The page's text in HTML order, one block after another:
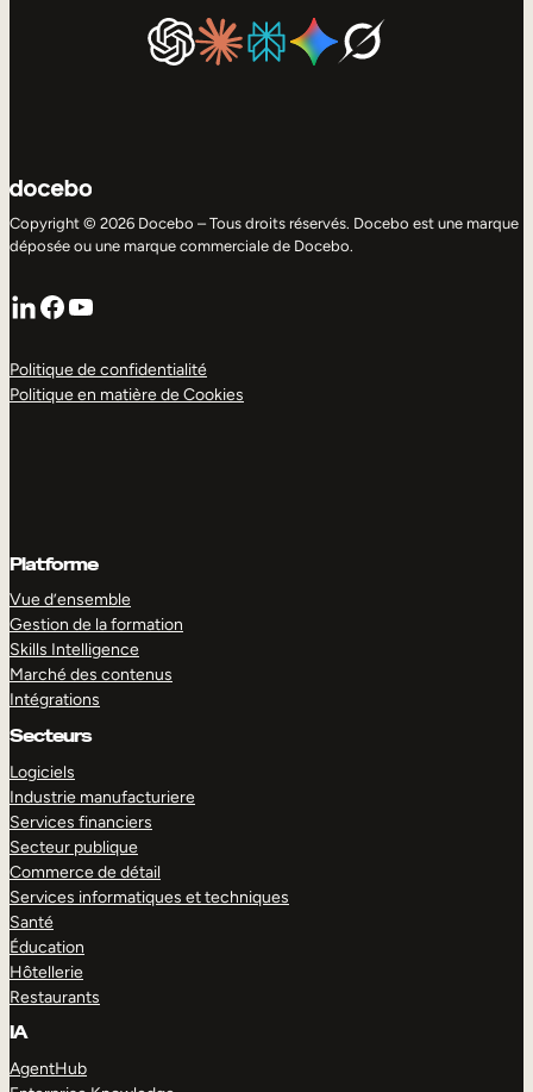
Copyright © 2026 Docebo – Tous droits réservés. Docebo est une marque
déposée ou une marque commerciale de Docebo.
LinkedIn
Facebook
YouTube
Politique de confidentialité
Politique en matière de Cookies
Platforme
Vue d’ensemble
Gestion de la formation
Skills Intelligence
Marché des contenus
Intégrations
Secteurs
Logiciels
Industrie manufacturiere
Services financiers
Secteur publique
Commerce de détail
Services informatiques et techniques
Santé
Éducation
Hôtellerie
Restaurants
IA
AgentHub